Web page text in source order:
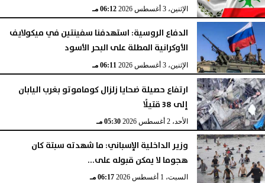
الإثنين، 3 أغسطس 2026 06:12 مـ
الدفاع الروسية: استهدفنا سفينتين في ميكولايف
الأوكرانية المطلة على البحر الأسود
الإثنين، 3 أغسطس 2026 06:11 مـ
ارتفاع حصيلة ضحايا زلزال كوماموتو بغرب اليابان
إلى 38 قتيلًا
الأحد، 2 أغسطس 2026 05:30 مـ
وزير الداخلية الإسباني: ما شهدته سبتة كان
هجوما لا يمكن قبوله على...
السبت، 1 أغسطس 2026 06:17 مـ